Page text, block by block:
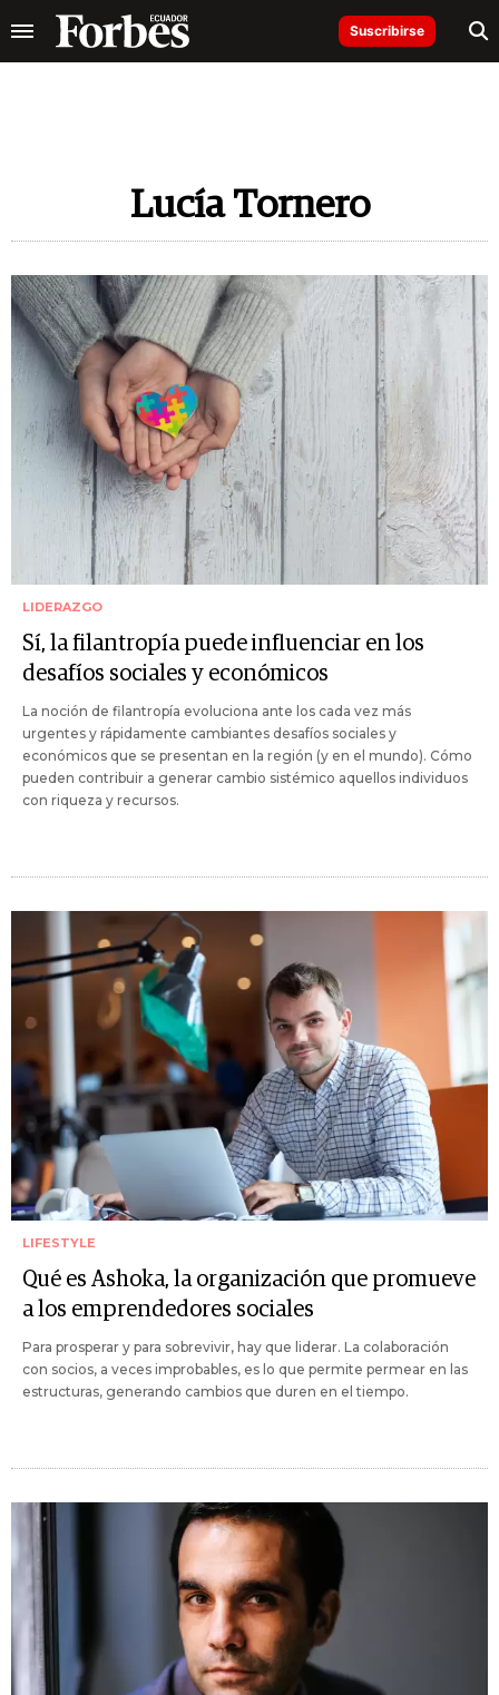
Suscribirse
Lucía Tornero
LIDERAZGO
Sí, la filantropía puede influenciar en los
desafíos sociales y económicos
La noción de filantropía evoluciona ante los cada vez más
urgentes y rápidamente cambiantes desafíos sociales y
económicos que se presentan en la región (y en el mundo). Cómo
pueden contribuir a generar cambio sistémico aquellos individuos
con riqueza y recursos.
LIFESTYLE
Qué es Ashoka, la organización que promueve
a los emprendedores sociales
Para prosperar y para sobrevivir, hay que liderar. La colaboración
con socios, a veces improbables, es lo que permite permear en las
estructuras, generando cambios que duren en el tiempo.